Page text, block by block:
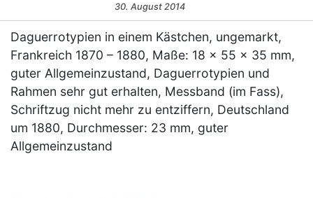
30. August 2014
Daguerrotypien in einem Kästchen, ungemarkt,
Frankreich 1870 – 1880, Maße: 18 x 55 x 35 mm,
guter Allgemeinzustand, Daguerrotypien und
Rahmen sehr gut erhalten, Messband (im Fass),
Schriftzug nicht mehr zu entziffern, Deutschland
um 1880, Durchmesser: 23 mm, guter
Allgemeinzustand